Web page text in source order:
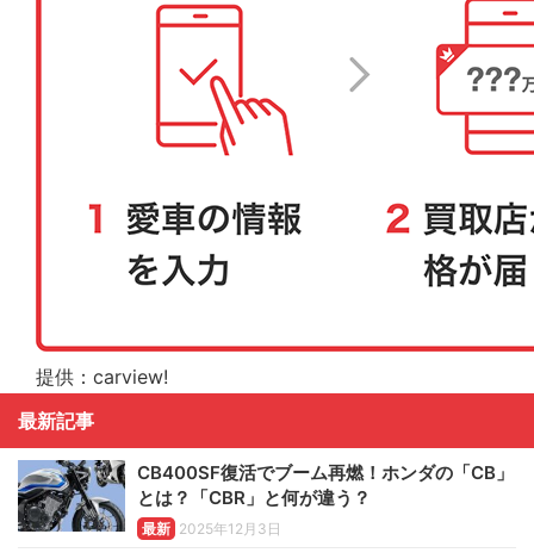
提供：carview!
最新記事
CB400SF復活でブーム再燃！ホンダの「CB」
とは？「CBR」と何が違う？
最新 2025年12月3日